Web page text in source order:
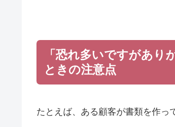
「恐れ多いですがあり
ときの注意点
たとえば、ある顧客が書類を作っ